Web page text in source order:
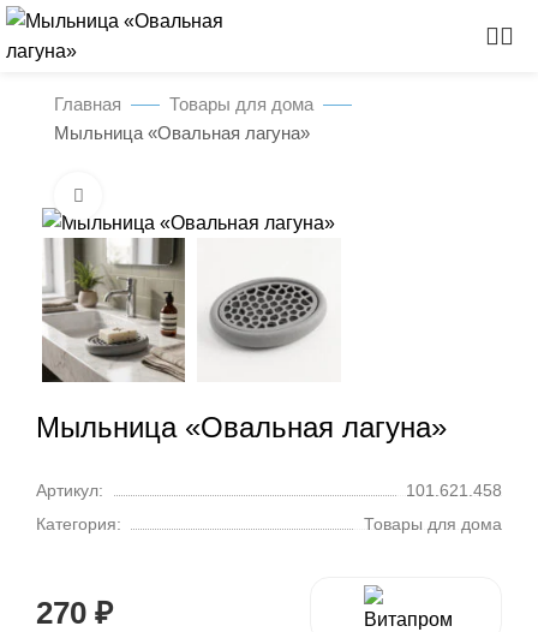
Главная
Товары для дома
Мыльница «Овальная лагуна»
Мыльница «Овальная лагуна»
270 ₽
Артикул:
101.621.458
Категория:
Товары для дома